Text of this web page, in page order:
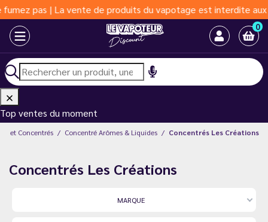
vente de produits du vapotage est interdite aux moins de
0
Top ventes du moment
et Concentrés Concentré Arômes & Liquides Concentrés Les Créations
Concentrés Les Créations
MARQUE